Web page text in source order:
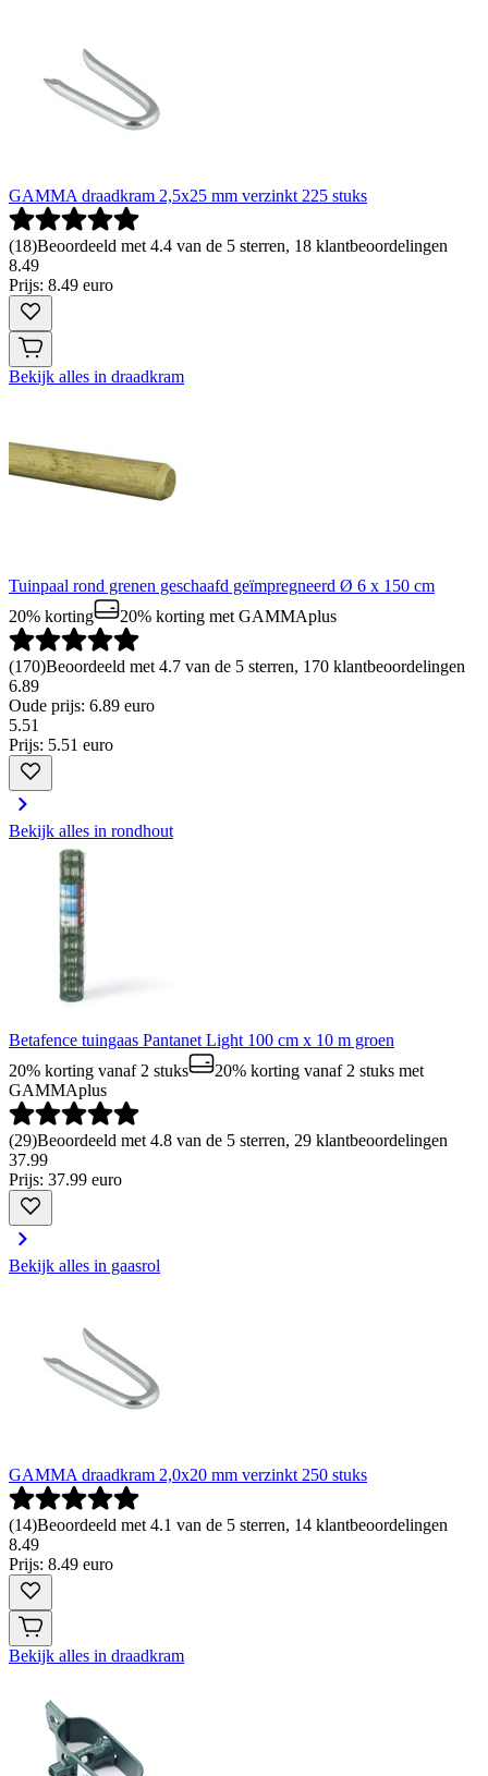
GAMMA draadkram 2,5x25 mm verzinkt 225 stuks
(18)Beoordeeld met 4.4 van de 5 sterren, 18 klantbeoordelingen
8.49
Prijs: 8.49 euro
Bekijk alles in draadkram
Tuinpaal rond grenen geschaafd geïmpregneerd Ø 6 x 150 cm
20% korting
20% korting met GAMMAplus
(170)Beoordeeld met 4.7 van de 5 sterren, 170 klantbeoordelingen
6.89
Oude prijs: 6.89 euro
5.51
Prijs: 5.51 euro
Bekijk alles in rondhout
Betafence tuingaas Pantanet Light 100 cm x 10 m groen
20% korting vanaf 2 stuks
20% korting vanaf 2 stuks met
GAMMAplus
(29)Beoordeeld met 4.8 van de 5 sterren, 29 klantbeoordelingen
37.99
Prijs: 37.99 euro
Bekijk alles in gaasrol
GAMMA draadkram 2,0x20 mm verzinkt 250 stuks
(14)Beoordeeld met 4.1 van de 5 sterren, 14 klantbeoordelingen
8.49
Prijs: 8.49 euro
Bekijk alles in draadkram